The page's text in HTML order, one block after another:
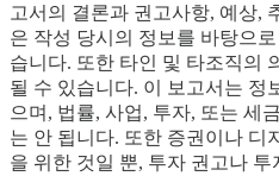
고서의 결론과 권고사항, 예상,
은 작성 당시의 정보를 바탕으
습니다. 또한 타인 및 타조직의
될 수 있습니다. 이 보고서는 정
으며, 법률, 사업, 투자, 또는 세
는 안 됩니다. 또한 증권이나 디
을 위한 것일 뿐, 투자 권고나